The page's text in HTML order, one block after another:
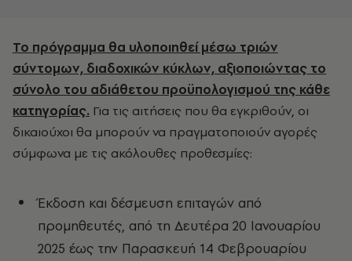
Το πρόγραμμα θα υλοποιηθεί μέσω τριών
σύντομων, διαδοχικών κύκλων, αξιοποιώντας το
σύνολο του αδιάθετου προϋπολογισμού της κάθε
κατηγορίας. Για τις αιτήσεις που θα εγκριθούν, οι
δικαιούχοι θα μπορούν να πραγματοποιούν αγορές
σύμφωνα με τις ακόλουθες προθεσμίες:
Έκδοση και δέσμευση επιταγών από
προμηθευτές, από τη Δευτέρα 20 Ιανουαρίου
2025 έως την Παρασκευή 14 Φεβρουαρίου